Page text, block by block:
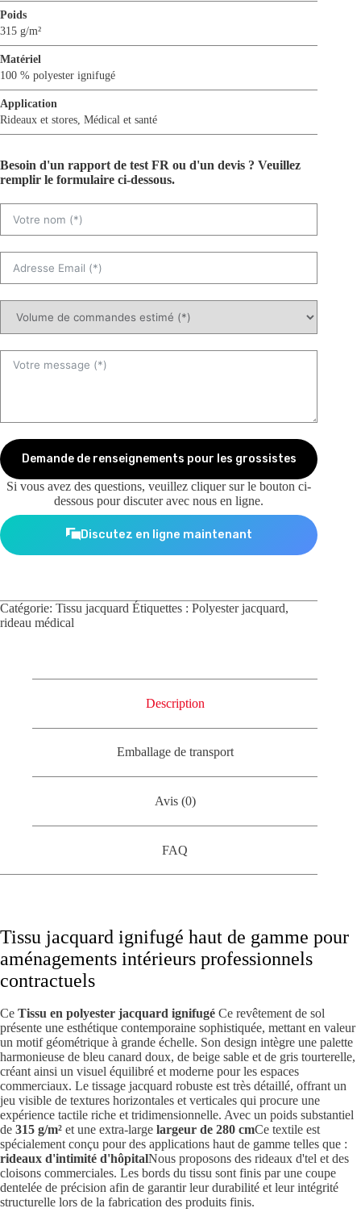
Poids
315 g/m²
Matériel
100 % polyester ignifugé
Application
Rideaux et stores, Médical et santé
Besoin d'un rapport de test FR ou d'un devis ? Veuillez
remplir le formulaire ci-dessous.
Demande de renseignements pour les grossistes
Si vous avez des questions, veuillez cliquer sur le bouton ci-
dessous pour discuter avec nous en ligne.
Discutez en ligne maintenant
Catégorie: Tissu jacquard Étiquettes : Polyester jacquard,
rideau médical
Description
Emballage de transport
Avis (0)
FAQ
Tissu jacquard ignifugé haut de gamme pour
aménagements intérieurs professionnels
contractuels
Ce Tissu en polyester jacquard ignifugé Ce revêtement de sol
présente une esthétique contemporaine sophistiquée, mettant en valeur
un motif géométrique à grande échelle. Son design intègre une palette
harmonieuse de bleu canard doux, de beige sable et de gris tourterelle,
créant ainsi un visuel équilibré et moderne pour les espaces
commerciaux. Le tissage jacquard robuste est très détaillé, offrant un
jeu visible de textures horizontales et verticales qui procure une
expérience tactile riche et tridimensionnelle. Avec un poids substantiel
de 315 g/m² et une extra-large largeur de 280 cmCe textile est
spécialement conçu pour des applications haut de gamme telles que :
rideaux d'intimité d'hôpitalNous proposons des rideaux d'tel et des
cloisons commerciales. Les bords du tissu sont finis par une coupe
dentelée de précision afin de garantir leur durabilité et leur intégrité
structurelle lors de la fabrication des produits finis.